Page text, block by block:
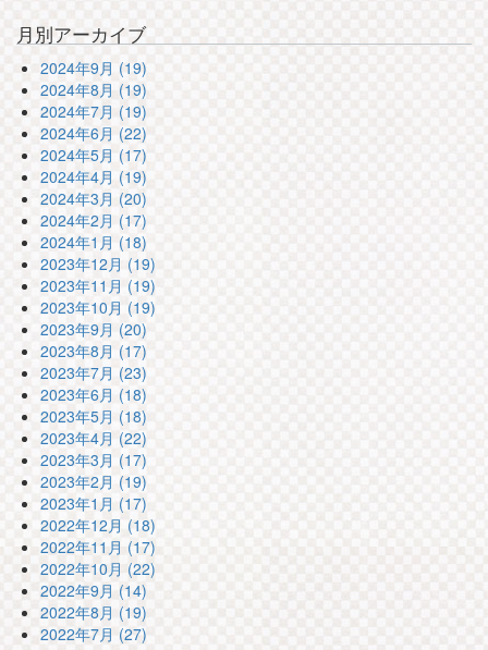
月別アーカイブ
2024年9月 (19)
2024年8月 (19)
2024年7月 (19)
2024年6月 (22)
2024年5月 (17)
2024年4月 (19)
2024年3月 (20)
2024年2月 (17)
2024年1月 (18)
2023年12月 (19)
2023年11月 (19)
2023年10月 (19)
2023年9月 (20)
2023年8月 (17)
2023年7月 (23)
2023年6月 (18)
2023年5月 (18)
2023年4月 (22)
2023年3月 (17)
2023年2月 (19)
2023年1月 (17)
2022年12月 (18)
2022年11月 (17)
2022年10月 (22)
2022年9月 (14)
2022年8月 (19)
2022年7月 (27)